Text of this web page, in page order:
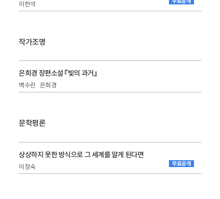
이헌석
작가조명
은희경 장편소설 『빛의 과거』
백수린 은희경
문학평론
상상하지 못한 방식으로 그 세계를 알게 된다면
이정숙 무료공개